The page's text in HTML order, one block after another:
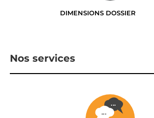
DIMENSIONS DOSSIER
Nos services